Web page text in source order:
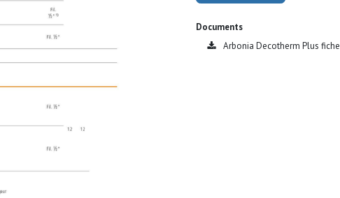
Documents
Arbonia Decotherm Plus